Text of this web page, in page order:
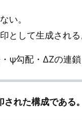
い。
として生成される
ψ勾配・ΔZの連
れた構成である。